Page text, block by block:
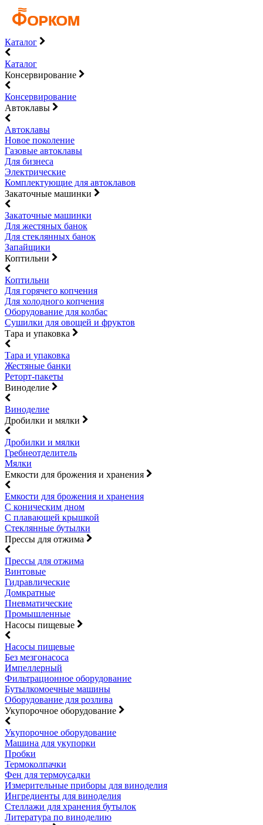
Каталог
Каталог
Консервирование
Консервирование
Автоклавы
Автоклавы
Новое поколение
Газовые автоклавы
Для бизнеса
Электрические
Комплектующие для автоклавов
Закаточные машинки
Закаточные машинки
Для жестяных банок
Для стеклянных банок
Запайщики
Коптильни
Коптильни
Для горячего копчения
Для холодного копчения
Оборудование для колбас
Сушилки для овощей и фруктов
Тара и упаковка
Тара и упаковка
Жестяные банки
Реторт-пакеты
Виноделие
Виноделие
Дробилки и мялки
Дробилки и мялки
Гребнеотделитель
Мялки
Емкости для брожения и хранения
Емкости для брожения и хранения
С коническим дном
С плавающей крышкой
Стеклянные бутылки
Прессы для отжима
Прессы для отжима
Винтовые
Гидравлические
Домкратные
Пневматические
Промышленные
Насосы пищевые
Насосы пищевые
Без мезгонасоса
Импеллерный
Фильтрационное оборудование
Бутылкомоечные машины
Оборудование для розлива
Укупорочное оборудование
Укупорочное оборудование
Машина для укупорки
Пробки
Термоколпачки
Фен для термоусадки
Измерительные приборы для виноделия
Ингредиенты для виноделия
Стеллажи для хранения бутылок
Литература по виноделию